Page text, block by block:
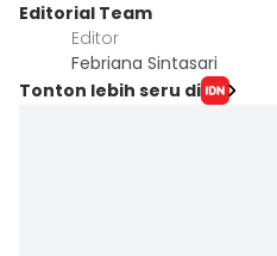
Editorial Team
Editor
Febriana Sintasari
Tonton lebih seru di